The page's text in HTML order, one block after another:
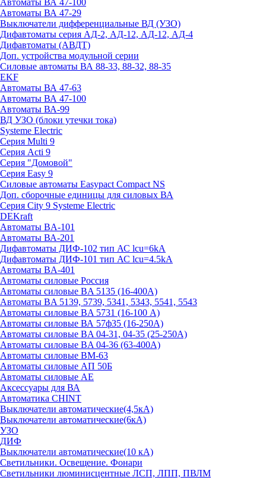
Автоматы ВА 47-100
Автоматы ВА 47-29
Выключатели дифференциальные ВД (УЗО)
Дифавтоматы серия АД-2, АД-12, АД-12, АД-4
Дифавтоматы (АВДТ)
Доп. устройства модульной серии
Силовые автоматы ВА 88-33, 88-32, 88-35
EKF
Автоматы ВА 47-63
Автоматы ВА 47-100
Автоматы ВА-99
ВД УЗО (блоки утечки тока)
Systeme Electric
Серия Multi 9
Серия Acti 9
Серия "Домовой"
Серия Easy 9
Силовые автоматы Easypact Compact NS
Доп. сборочные единицы для силовых ВА
Серия City 9 Systeme Electric
DEKraft
Автоматы BA-101
Автоматы ВА-201
Дифавтоматы ДИФ-102 тип АС lcu=6kA
Дифавтоматы ДИФ-101 тип АС lcu=4.5kA
Автоматы BA-401
Автоматы силовые Россия
Автоматы силовые BA 5135 (16-400А)
Автоматы BA 5139, 5739, 5341, 5343, 5541, 5543
Автоматы силовые BA 5731 (16-100 А)
Автоматы силовые ВА 57ф35 (16-250А)
Автоматы силовые BA 04-31, 04-35 (25-250А)
Автоматы силовые BA 04-36 (63-400А)
Автоматы силовые ВМ-63
Автоматы силовые АП 50Б
Автоматы силовые АЕ
Аксессуары для ВА
Автоматика CHINT
Выключатели автоматические(4,5кА)
Выключатели автоматические(6кА)
УЗО
ДИФ
Выключатели автоматические(10 кА)
Светильники. Освещение. Фонари
Светильники люминисцентные ЛСП, ЛПП, ПВЛМ